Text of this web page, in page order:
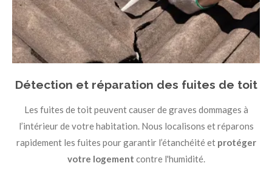
Détection et réparation des fuites de toit
Les fuites de toit peuvent causer de graves dommages à
l’intérieur de votre habitation. Nous localisons et réparons
rapidement les fuites pour garantir l’étanchéité et protéger
votre logement contre l'humidité.